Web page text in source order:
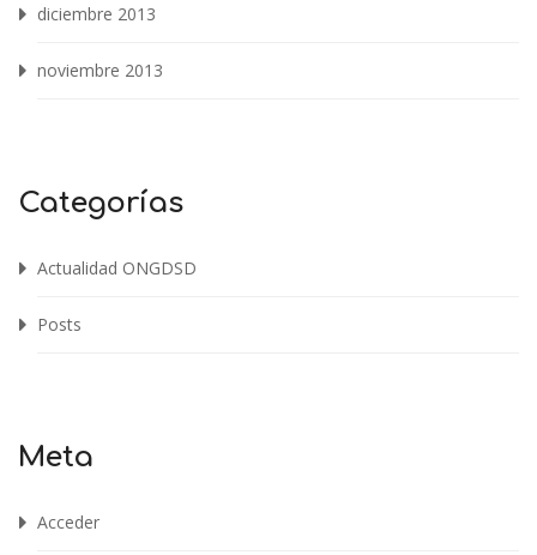
diciembre 2013
noviembre 2013
Categorías
Actualidad ONGDSD
Posts
Meta
Acceder